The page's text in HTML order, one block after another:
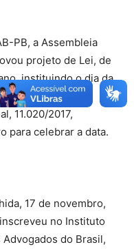
PB, a Assembleia
projeto de Lei, de
instituindo o dia da
11.020/2017,
para celebrar a data.
17 de novembro,
no Instituto
do Brasil,